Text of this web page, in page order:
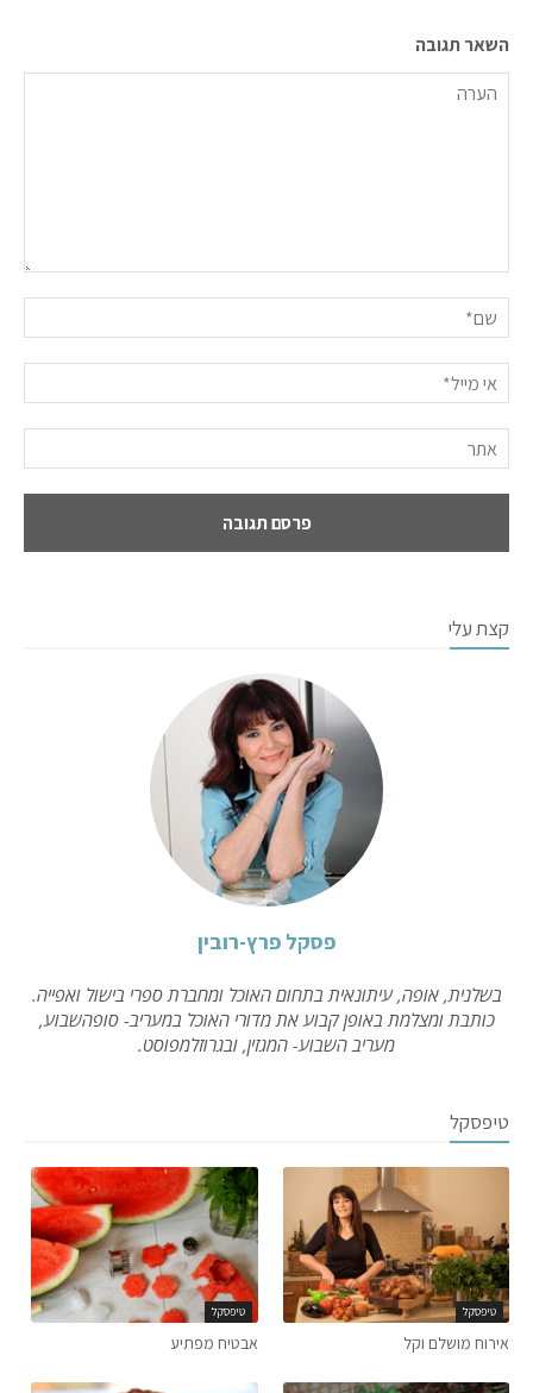
השאר תגובה
קצת עלי
פסקל פרץ-רובין
בשלנית, אופה, עיתונאית בתחום האוכל ומחברת ספרי בישול ואפייה.
כותבת ומצלמת באופן קבוע את מדורי האוכל במעריב- סופהשבוע,
מעריב השבוע- המגזין, ובגרוזלמפוסט.
טיפסקל
טיפסקל
אירוח מושלם וקל
טיפסקל
אבטיח מפתיע